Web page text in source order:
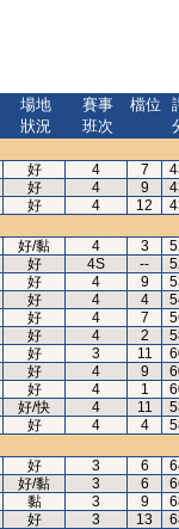
場地
狀況
賽事
班次
檔位
好 4 7
好 4 9
好 4 12
好/黏 4 3
好 4S --
好 4 9
好 4 4
好 4 7
好 4 2
好 3 11
好 4 9
好 4 1
好/快 4 11
好 4 4
好 3 6
好/黏 3 6
黏 3 9
好 3 13